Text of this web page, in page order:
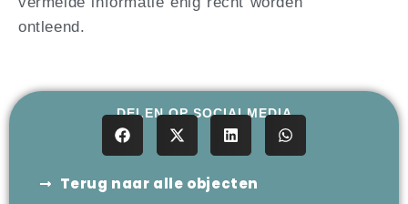
ontleend.
DELEN OP SOCIALMEDIA
Terug naar alle objecten